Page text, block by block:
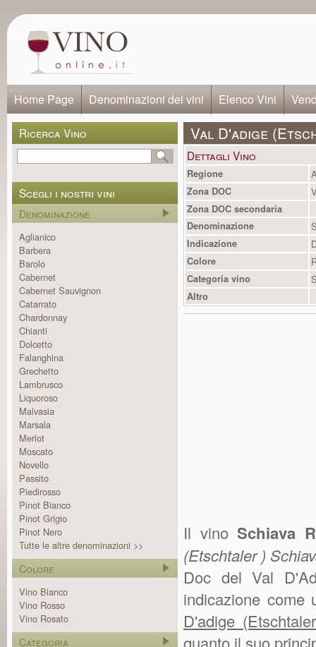
Home Page Denominazioni dei vini Elenco Vini
Ricerca Vino
Scegli i nostri vini
Denominazione
Aglianico
Barbera
Barolo
Cabernet
Cabernet Sauvignon
Catarrato
Chardonnay
Chianti
Dolcetto
Falanghina
Grechetto
Lambrusco
Liquoroso
Malvasia
Marsala
Merlot
Moscato
Novello
Passito
Piedirosso
Pinot Bianco
Pinot Grigio
Pinot Nero
Tutte le altre denominazioni >>
Colore
Vino Bianco
Vino Rosso
Vino Rosato
Categoria
Val D'adige
Dettagli Vino
Regione
Zona DOC
Zona DOC secondaria
Denominazione
Indicazione
Colore
Categoria vino
Altro
Il vino Schiava
(Etschtaler )
Doc del Val
indicazione
D'adige
quanto il suo